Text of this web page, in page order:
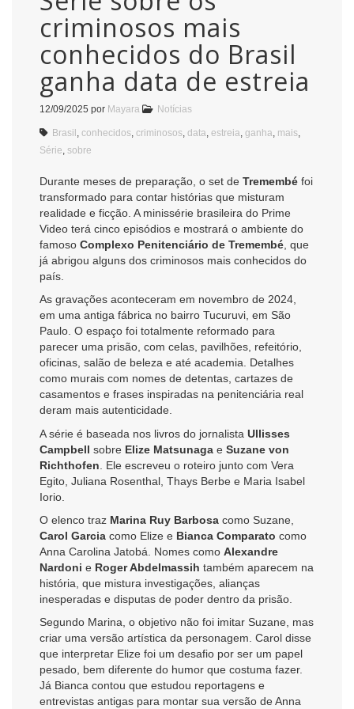
criminosos mais
conhecidos do Brasil
ganha data de estreia
12/09/2025 por Mayara Notícias
Brasil conhecidos criminosos data estreia ganha mais
Série sobre
Durante meses de preparação, o set de Tremembé foi
transformado para contar histórias que misturam
realidade e ficção. A minissérie brasileira do Prime
Video terá cinco episódios e mostrará o ambiente do
famoso Complexo Penitenciário de Tremembé , que
já abrigou alguns dos criminosos mais conhecidos do
país.
As gravações aconteceram em novembro de 2024,
em uma antiga fábrica no bairro Tucuruvi, em São
Paulo. O espaço foi totalmente reformado para
parecer uma prisão, com celas, pavilhões, refeitório,
oficinas, salão de beleza e até academia. Detalhes
como murais com nomes de detentas, cartazes de
casamentos e frases inspiradas na penitenciária real
deram mais autenticidade.
A série é baseada nos livros do jornalista Ullisses
Campbell sobre Elize Matsunaga e Suzane von
Richthofen . Ele escreveu o roteiro junto com Vera
Egito, Juliana Rosenthal, Thays Berbe e Maria Isabel
Iorio.
O elenco traz Marina Ruy Barbosa como Suzane,
Carol Garcia como Elize e Bianca Comparato como
Anna Carolina Jatobá. Nomes como Alexandre
Nardoni e Roger Abdelmassih também aparecem na
história, que mistura investigações, alianças
inesperadas e disputas de poder dentro da prisão.
Segundo Marina, o objetivo não foi imitar Suzane, mas
criar uma versão artística da personagem. Carol disse
que interpretar Elize foi um desafio por ser um papel
pesado, bem diferente do humor que costuma fazer.
Já Bianca contou que estudou reportagens e
entrevistas antigas para montar sua versão de Anna